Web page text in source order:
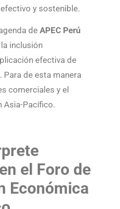
y sostenible.
de APEC Perú
inclusión
efectiva de
de esta manera
comerciales y el
Asia-Pacífico.
el Foro de
Económica